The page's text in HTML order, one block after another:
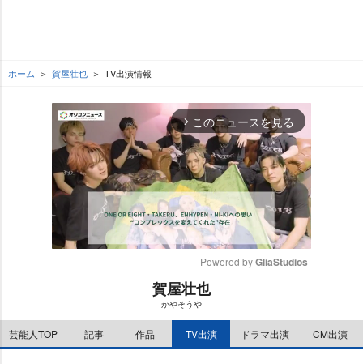
ホーム 賀屋壮也 TV出演情報
arrow_forward_ios このニュースを見る
e
Powered by GliaStudios
賀屋壮也
かやそう
芸能人TOP 記事 作品 TV出演 ドラマ出演 CM出演